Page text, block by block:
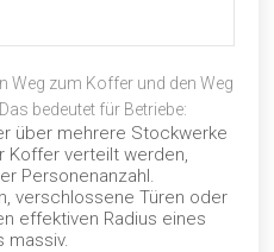
Weg zum Koffer und den Weg
bedeutet für Betriebe:
über mehrere Stockwerke
Koffer verteilt werden,
Personenanzahl.
verschlossene Türen oder
effektiven Radius eines
massiv.